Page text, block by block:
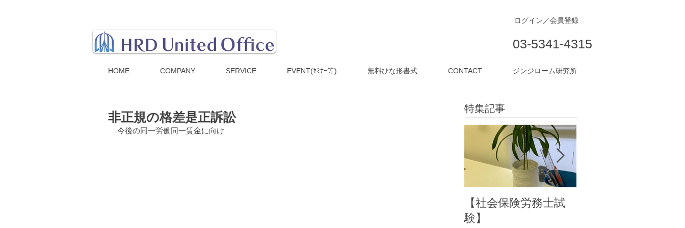
ログイン／会員登録
03-5341-4315
HOME COMPANY SERVICE EVENT(ｾﾐﾅｰ等) 無料ひな形書式 CONTACT ジンジローム研究所
非正規の格差是正訴訟
今後の同一労働同一賃金に向け
特集記事
【社会保険労務士試
験】